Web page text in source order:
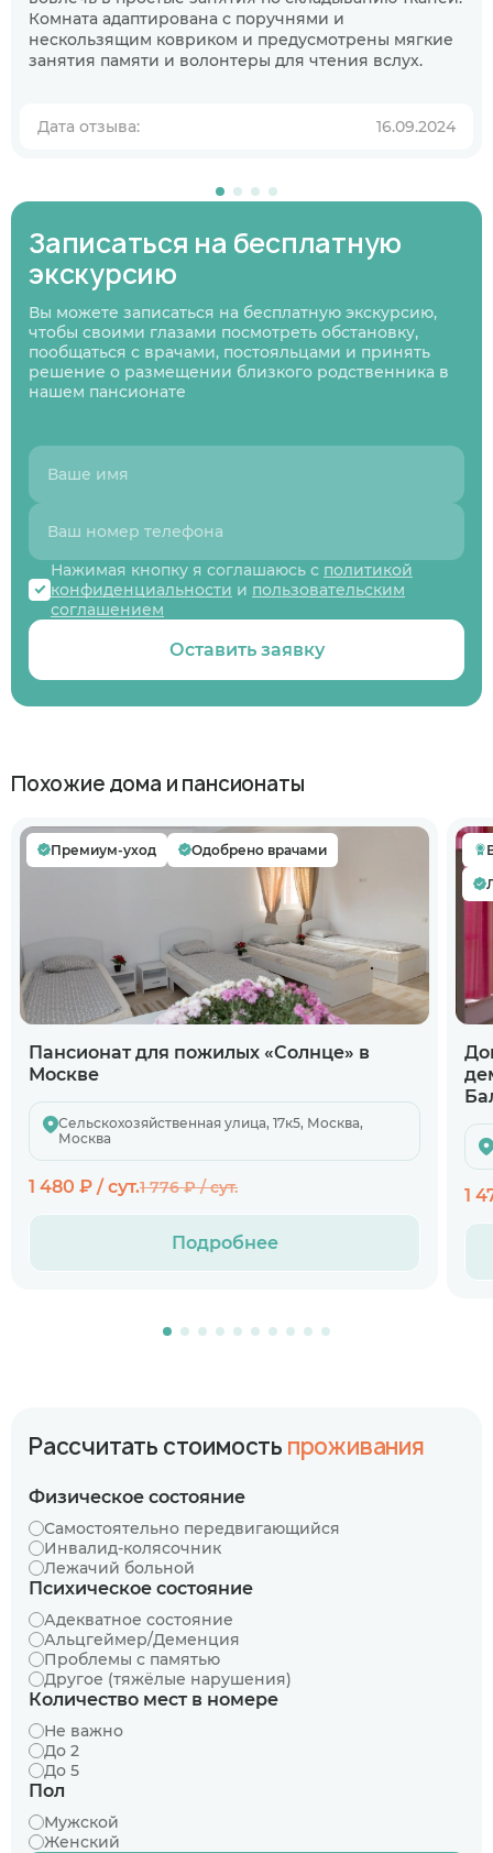
Комната адаптирована с поручнями и
нескользящим ковриком и предусмотрены мягкие
занятия памяти и волонтеры для чтения вслух.
Дата отзыва: 16.09.2024
Записаться на бесплатную
экскурсию
Вы можете записаться на бесплатную экскурсию,
чтобы своими глазами посмотреть обстановку,
пообщаться с врачами, постояльцами и принять
решение о размещении близкого родственника в
нашем пансионате
Нажимая кнопку я соглашаюсь с политикой
конфиденциальности и пользовательским
соглашением
Оставить заявку
Похожие дома и пансионаты
Премиум-уход Одобрено врачами
Пансионат для пожилых «Солнце» в
Москве
Сельскохозяйственная улица, 17к5, Москва,
Москва
1 480 ₽ / сут.1 776 ₽ / сут.
Подробнее
1
Рассчитать стоимость проживания
Физическое состояние
Самостоятельно передвигающийся
Инвалид-колясочник
Лежачий больной
Психическое состояние
Адекватное состояние
Альцгеймер/Деменция
Проблемы с памятью
Другое (тяжёлые нарушения)
Количество мест в номере
Не важно
До 2
До 5
Пол
Мужской
Женский
Когда планируете размещение в
пансионате?
Следующий вопрос
конфиденциальности и пользовательским
соглашением
Нажимая кнопку я соглашаюсь
Перезвоните мне
соглашением
соглашением